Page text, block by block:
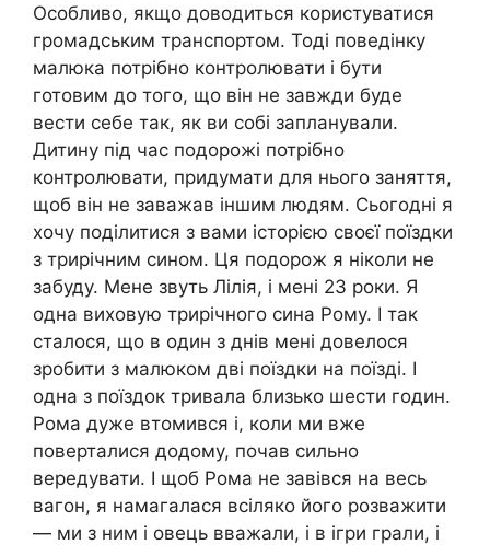
Особливо, якщо доводиться користуватися
громадським транспортом. Тоді поведінку
малюка потрібно контролювати і бути
готовим до того, що він не завжди буде
вести себе так, як ви собі запланували.
Дитину під час подорожі потрібно
контролювати, придумати для нього заняття,
щоб він не заважав іншим людям. Сьогодні я
хочу поділитися з вами історією своєї поїздки
з трирічним сином. Ця подорож я ніколи не
забуду. Мене звуть Лілія, і мені 23 роки. Я
одна виховую трирічного сина Рому. І так
сталося, що в один з днів мені довелося
зробити з малюком дві поїздки на поїзді. І
одна з поїздок тривала близько шести годин.
Рома дуже втомився і, коли ми вже
поверталися додому, почав сильно
вередувати. І щоб Рома не завівся на весь
вагон, я намагалася всіляко його розважити
— ми з ним і овець вважали, і в ігри грали, і